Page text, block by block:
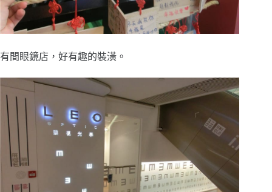
有間眼鏡店，好有趣的裝潢。